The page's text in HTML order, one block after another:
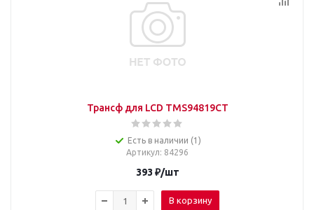
Трансф для LCD TMS94819CT
Есть в наличии (1)
Артикул: 84296
393 ₽/шт
В корзину